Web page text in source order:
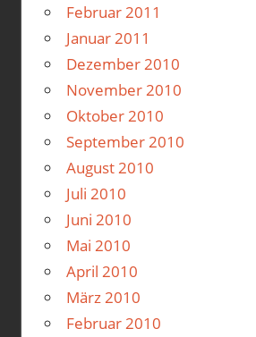
Februar 2011
Januar 2011
Dezember 2010
November 2010
Oktober 2010
September 2010
August 2010
Juli 2010
Juni 2010
Mai 2010
April 2010
März 2010
Februar 2010